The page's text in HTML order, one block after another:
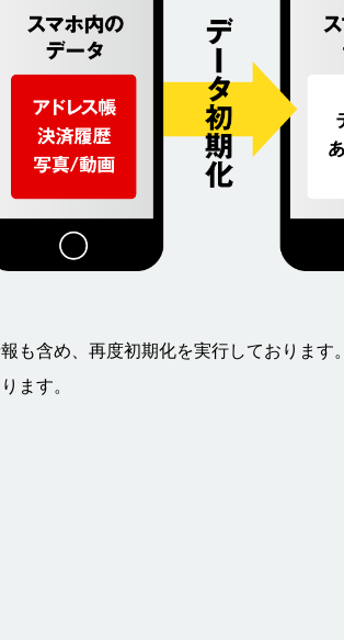
も含め、再度初期化を実行しております。
ます。